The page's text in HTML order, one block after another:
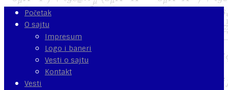
Početak
O sajtu
Impresum
Logo i baneri
Vesti o sajtu
Kontakt
Vesti